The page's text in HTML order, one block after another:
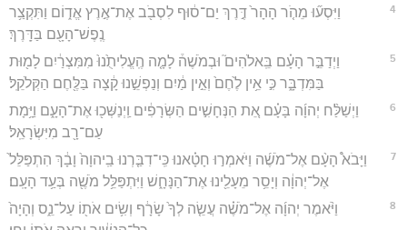
4
וַיִּסְע֞וּ מֵהֹ֤ר הָהָר֙ דֶּ֣רֶךְ יַם־ס֔וּף לִסְבֹ֖ב אֶת־אֶ֣רֶץ אֱד֑וֹם וַתִּקְצַ֥ר
נֶֽפֶשׁ־הָעָ֖ם בַּדָּֽרֶךְ׃
5
וַיְדַבֵּ֣ר הָעָ֗ם בֵּֽאלֹהִים֮ וּבְמֹשֶׁה֒ לָמָ֤ה הֶֽעֱלִיתֻ֙נוּ֙ מִמִּצְרַ֔יִם לָמ֖וּת
בַּמִּדְבָּ֑ר כִּ֣י אֵ֥ין לֶ֙חֶם֙ וְאֵ֣ין מַ֔יִם וְנַפְשֵׁ֣נוּ קָ֔צָה בַּלֶּ֖חֶם הַקְּלֹקֵֽל׃
6
וַיְשַׁלַּ֨ח יְהוָ֜ה בָּעָ֗ם אֵ֚ת הַנְּחָשִׁ֣ים הַשְּׂרָפִ֔ים וַֽיְנַשְּׁכ֖וּ אֶת־הָעָ֑ם וַיָּ֥מָת
עַם־רָ֖ב מִיִּשְׂרָאֵֽל׃
7
וַיָּבֹא֩ הָעָ֨ם אֶל־מֹשֶׁ֜ה וַיֹּאמְר֣וּ חָטָ֗אנוּ כִּֽי־דִבַּ֤רְנוּ בַֽיהוָה֙ וָבָ֔ךְ הִתְפַּלֵּל֙
אֶל־יְהוָ֔ה וְיָסֵ֥ר מֵעָלֵ֖ינוּ אֶת־הַנָּחָ֑שׁ וַיִּתְפַּלֵּ֥ל מֹשֶׁ֖ה בְּעַ֥ד הָעָֽם׃
8
וַיֹּ֨אמֶר יְהוָ֜ה אֶל־מֹשֶׁ֗ה עֲשֵׂ֤ה לְךָ֙ שָׂרָ֔ף וְשִׂ֥ים אֹת֖וֹ עַל־נֵ֑ס וְהָיָה֙